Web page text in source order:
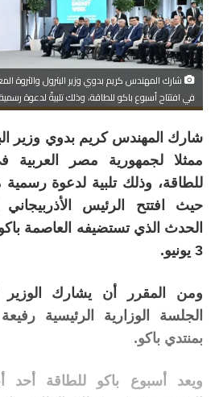
شارك المهندس كريم بدوي وزير البترول والثروة
في افتتاح أسبوع باكو للطاقة، وذلك تلبيةً لدعوة
شارك المهندس كريم بدوي وزير
ممثلا لجمهورية مصر العربية
للطاقة، وذلك تلبية لدعوة
حيث افتتح الرئيس
3 يونيو.
ومن المقرر أن يشارك
الجلسة الوزارية الرئيسية
بمنتدي باكو.
ويعد أسبوع باكو للطاقة أحد